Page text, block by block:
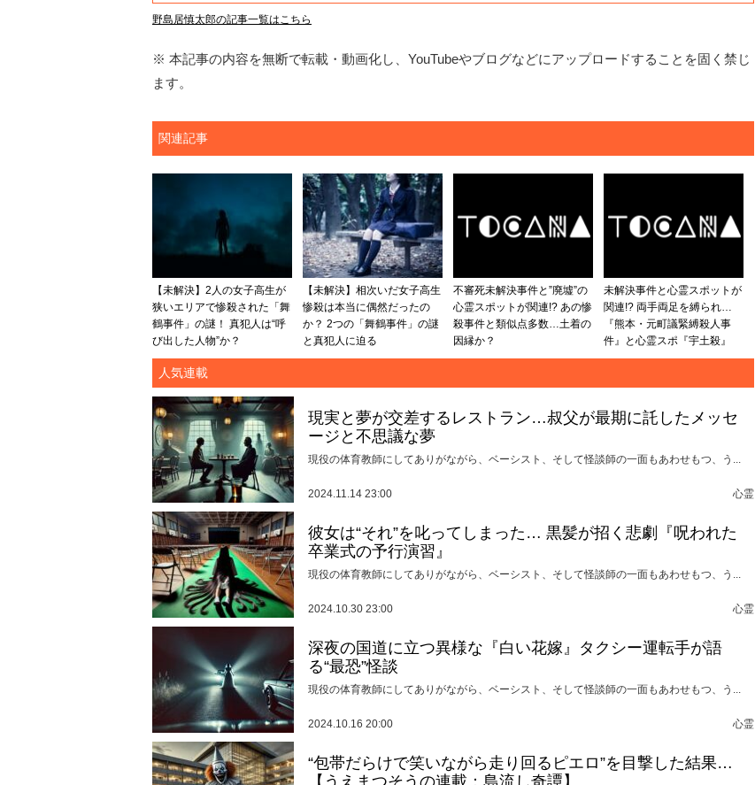
野島居慎太郎の記事一覧はこちら
※ 本記事の内容を無断で転載・動画化し、YouTubeやブログなどにアップロードすることを固く禁じ
ます。
関連記事
【未解決】2人の女子高生が
狭いエリアで惨殺された「舞
鶴事件」の謎！ 真犯人は“呼
び出した人物”か？
【未解決】相次いだ女子高生
惨殺は本当に偶然だったの
か？ 2つの「舞鶴事件」の謎
と真犯人に迫る
不審死未解決事件と”廃墟”の
心霊スポットが関連!? あの惨
殺事件と類似点多数…土着の
因縁か？
未解決事件と心霊スポットが
関連!? 両手両足を縛られ…
『熊本・元町議緊縛殺人事
件』と心霊スポ『宇土殺』
人気連載
現実と夢が交差するレストラン…叔父が最期に託したメッセ
ージと不思議な夢
現役の体育教師にしてありがながら、ベーシスト、そして怪談師の一面もあわせもつ、う...
2024.11.14 23:00 心霊
彼女は“それ”を叱ってしまった… 黒髪が招く悲劇『呪われた
卒業式の予行演習』
現役の体育教師にしてありがながら、ベーシスト、そして怪談師の一面もあわせもつ、う...
2024.10.30 23:00 心霊
深夜の国道に立つ異様な『白い花嫁』タクシー運転手が語
る“最恐”怪談
現役の体育教師にしてありがながら、ベーシスト、そして怪談師の一面もあわせもつ、う...
2024.10.16 20:00 心霊
“包帯だらけで笑いながら走り回るピエロ”を目撃した結果…